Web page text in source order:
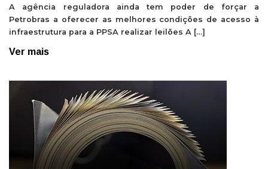
A agência reguladora ainda tem poder de forçar a
Petrobras a oferecer as melhores condições de acesso à
infraestrutura para a PPSA realizar leilões A […]
Ver mais